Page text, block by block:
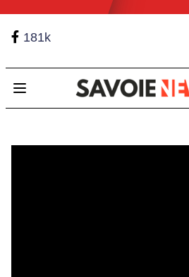
181k
Open main menu